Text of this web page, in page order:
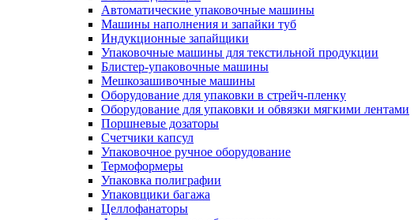
Автоматические упаковочные машины
Машины наполнения и запайки туб
Индукционные запайщики
Упаковочные машины для текстильной продукции
Блистер-упаковочные машины
Мешкозашивочные машины
Оборудование для упаковки в стрейч-пленку
Оборудование для упаковки и обвязки мягкими лентами
Поршневые дозаторы
Счетчики капсул
Упаковочное ручное оборудование
Термоформеры
Упаковка полиграфии
Упаковщики багажа
Целлофанаторы